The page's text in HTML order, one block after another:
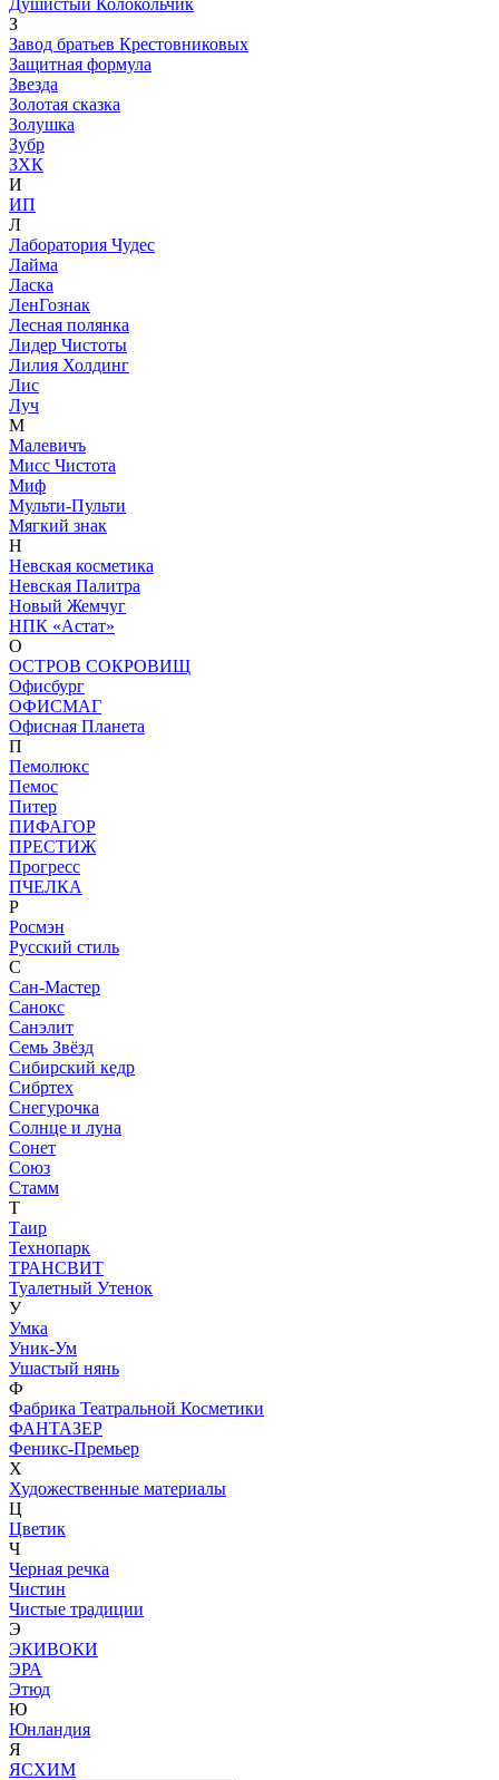
Душистый Колокольчик
З
Завод братьев Крестовниковых
Защитная формула
Звезда
Золотая сказка
Золушка
Зубр
ЗХК
И
ИП
Л
Лаборатория Чудес
Лайма
Ласка
ЛенГознак
Лесная полянка
Лидер Чистоты
Лилия Холдинг
Лис
Луч
М
Малевичъ
Мисс Чистота
Миф
Мульти-Пульти
Мягкий знак
Н
Невская косметика
Невская Палитра
Новый Жемчуг
НПК «Астат»
О
ОСТРОВ СОКРОВИЩ
Офисбург
ОФИСМАГ
Офисная Планета
П
Пемолюкс
Пемос
Питер
ПИФАГОР
ПРЕСТИЖ
Прогресс
ПЧЕЛКА
Р
Росмэн
Русский стиль
С
Сан-Мастер
Санокс
Санэлит
Семь Звёзд
Сибирский кедр
Сибртех
Снегурочка
Солнце и луна
Сонет
Союз
Стамм
Т
Таир
Технопарк
ТРАНСВИТ
Туалетный Утенок
У
Умка
Уник-Ум
Ушастый нянь
Ф
Фабрика Театральной Косметики
ФАНТАЗЕР
Феникс-Премьер
Х
Художественные материалы
Ц
Цветик
Ч
Черная речка
Чистин
Чистые традиции
Э
ЭКИВОКИ
ЭРА
Этюд
Ю
Юнландия
Я
ЯСХИМ